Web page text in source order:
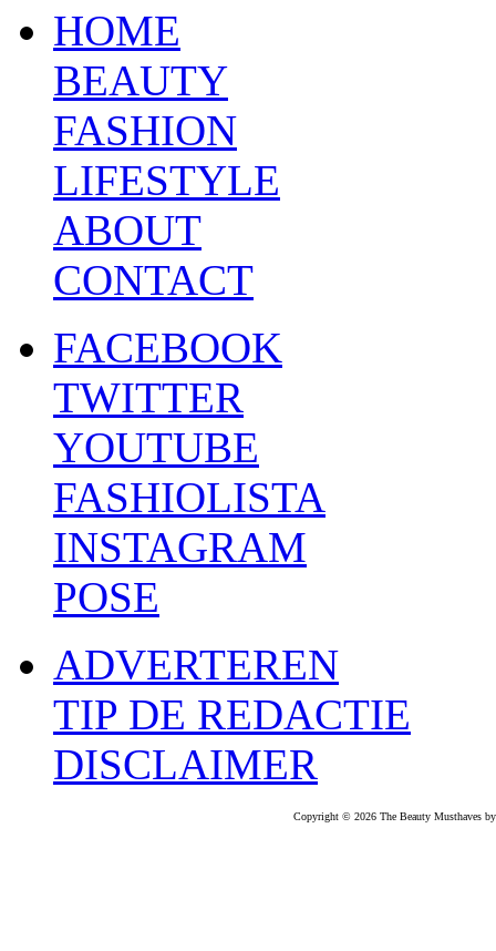
HOME
BEAUTY
FASHION
LIFESTYLE
ABOUT
CONTACT
FACEBOOK
TWITTER
YOUTUBE
FASHIOLISTA
INSTAGRAM
POSE
ADVERTEREN
TIP DE REDACTIE
DISCLAIMER
Copyright © 2026 The Beauty Musthaves